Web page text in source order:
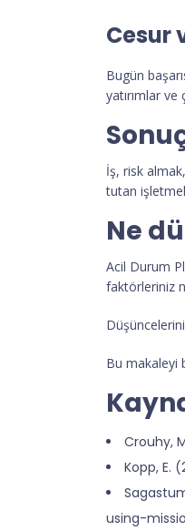
Cesur
Bugün
yatırımlar
İş, risk
tutan
Ne
Acil Durum
faktörleriniz
Bu makaleyi
Crouhy,
Kopp, E.
using-